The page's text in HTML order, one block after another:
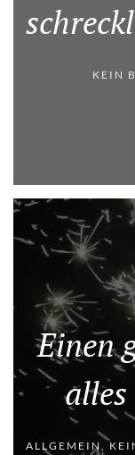
KEIN
Einen
ALLGEMEIN,